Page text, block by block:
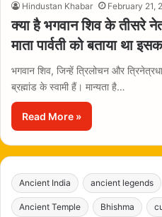
Hindustan Khabar February 21,
क्या है भगवान शिव के तीसरे
माता पार्वती को बताया था
भगवान शिव, जिन्हें त्रिलोचन और
ब्रह्मांड के स्वामी हैं। मान्यता है…
Read More »
Ancient India ancient legends
Ancient Temple Bhishma